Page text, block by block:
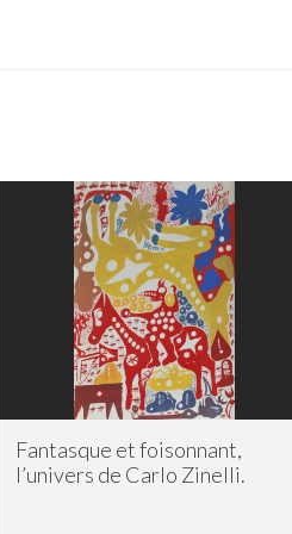
Fantasque et foisonnant,
l’univers de Carlo Zinelli.